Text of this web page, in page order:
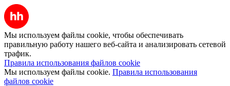
Мы используем файлы cookie, чтобы обеспечивать
правильную работу нашего веб-сайта и анализировать сетевой
трафик.
Правила использования файлов cookie
Мы используем файлы cookie. Правила использования
файлов cookie